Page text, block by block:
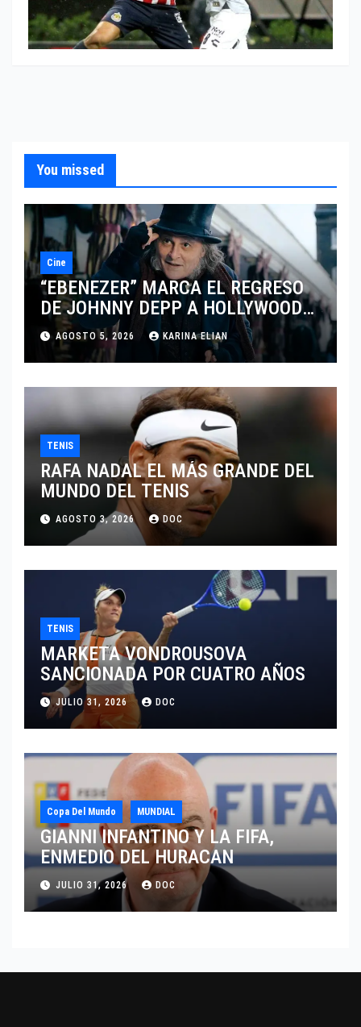
You missed
Cine
“EBENEZER” MARCA EL REGRESO
DE JOHNNY DEPP A HOLLYWOOD
TRAS SU PASO POR EL CINE
INDEPENDIENTE EUROPEO
AGOSTO 5, 2026 KARINA ELIAN
TENIS
RAFA NADAL EL MÁS GRANDE DEL
MUNDO DEL TENIS
AGOSTO 3, 2026 DOC
TENIS
MARKETA VONDROUSOVA
SANCIONADA POR CUATRO AÑOS
JULIO 31, 2026 DOC
Copa Del Mundo MUNDIAL
GIANNI INFANTINO Y LA FIFA,
ENMEDIO DEL HURACAN
JULIO 31, 2026 DOC